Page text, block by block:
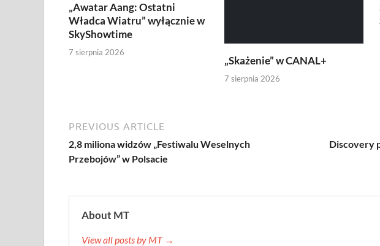
„Awatar Aang: Ostatni
Władca Wiatru” wyłącznie w
SkyShowtime
7 sierpnia 2026
„Skażenie” w CANAL+
7 sierpnia 2026
PREVIOUS ARTICLE
2,8 miliona widzów „Festiwalu Weselnych
Przebojów” w Polsacie
Discovery
About MT
View all posts by MT →